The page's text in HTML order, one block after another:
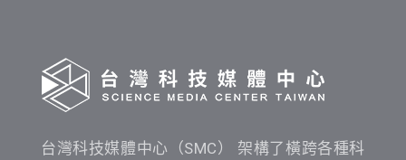
台灣科技媒體中心（SMC） 架構了橫跨各種科